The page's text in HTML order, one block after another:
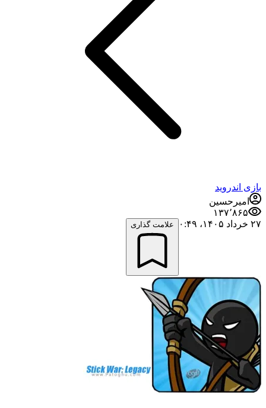
بازی اندروید
امیرحسین
۱۳۷٬۸۶۵
۲۷ خرداد ۱۴۰۵،‏ ۰:۴۹
علامت گذاری